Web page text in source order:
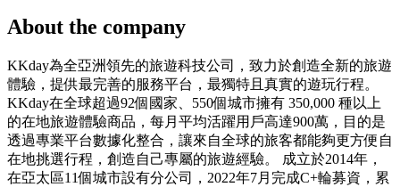
About the company
KKday為全亞洲領先的旅遊科技公司，致力於創造全新的旅遊
體驗，提供最完善的服務平台，最獨特且真實的遊玩行程。
KKday在全球超過92個國家、550個城市擁有 350,000 種以上
的在地旅遊體驗商品，每月平均活躍用戶高達900萬，目的是
透過專業平台數據化整合，讓來自全球的旅客都能夠更方便自
在地挑選行程，創造自己專屬的旅遊經驗。 成立於2014年，
在亞太區11個城市設有分公司，2022年7月完成C+輪募資，累